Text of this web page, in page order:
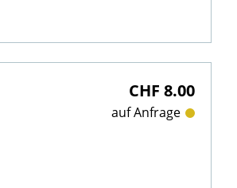
CHF 8.00
auf Anfrage